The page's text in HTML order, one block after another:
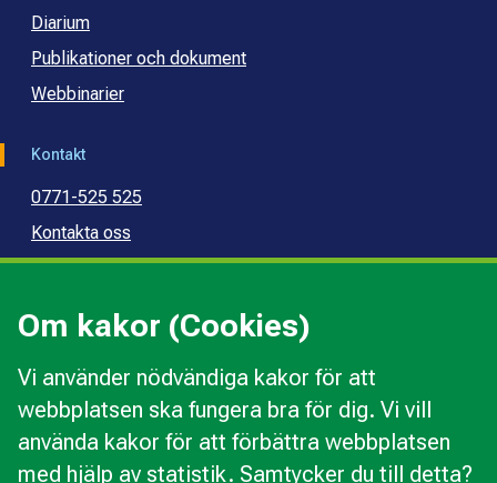
Om kakor (Cookies)
Vi använder nödvändiga kakor för att
webbplatsen ska fungera bra för dig. Vi vill
använda kakor för att förbättra webbplatsen
med hjälp av statistik. Samtycker du till detta?
Diarium
Publikationer och dokument
Webbinarier
Kontakt
0771-525 525
Kontakta oss
Press
Kommunal budget- och skuldrådgivning